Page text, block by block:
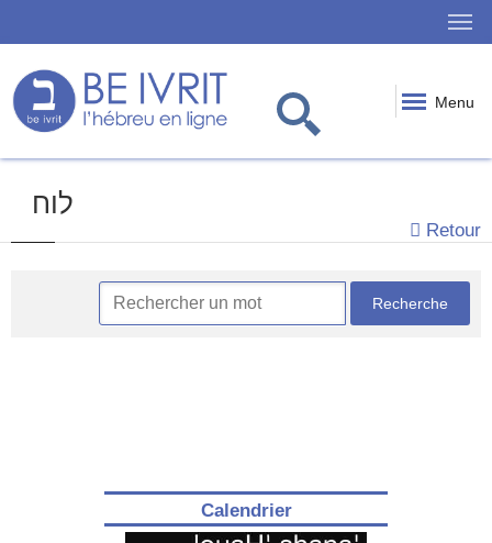
Menu
לוח
Retour
Calendrier